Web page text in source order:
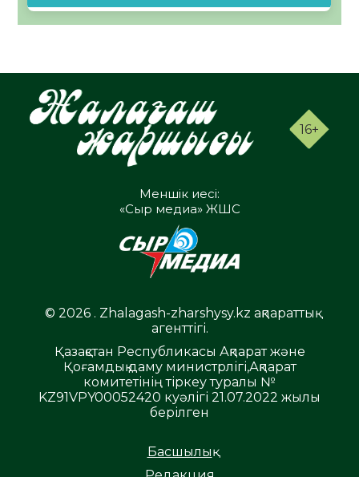
16+
Меншік иесі:
«Сыр медиа» ЖШС
© 2026 . Zhalagash-zharshysy.kz ақпараттық
агенттігі.
Қазақстан Республикасы Ақпарат және
Қоғамдық даму министрлігі,Ақпарат
комитетінің тіркеу туралы №
KZ91VPY00052420 куәлігі 21.07.2022 жылы
берілген
Басшылық